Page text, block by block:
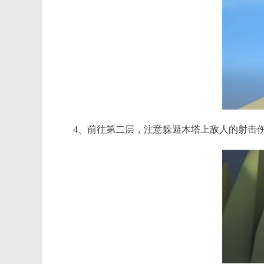
4、前往第二层，注意躲避木塔上敌人的射击